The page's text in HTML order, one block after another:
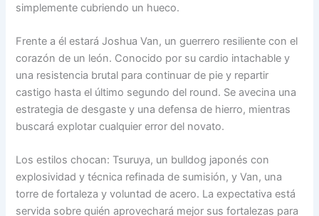
simplemente cubriendo un hueco.
Frente a él estará Joshua Van, un guerrero resiliente con el
corazón de un león. Conocido por su cardio intachable y
una resistencia brutal para continuar de pie y repartir
castigo hasta el último segundo del round. Se avecina una
estrategia de desgaste y una defensa de hierro, mientras
buscará explotar cualquier error del novato.
Los estilos chocan: Tsuruya, un bulldog japonés con
explosividad y técnica refinada de sumisión, y Van, una
torre de fortaleza y voluntad de acero. La expectativa está
servida sobre quién aprovechará mejor sus fortalezas para